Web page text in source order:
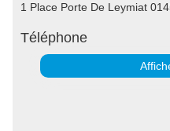
1 Place Porte De Leymiat
Téléphone